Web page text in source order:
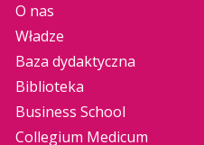
O nas
Władze
Baza dydaktyczna
Biblioteka
Business School
Collegium Medicum